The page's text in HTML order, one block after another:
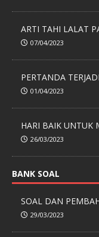
ARTI TAHI LALAT
07/04/2023
PERTANDA
01/04/2023
HARI BAIK UNTUK
26/03/2023
BANK SOAL
SOAL DAN
29/03/2023